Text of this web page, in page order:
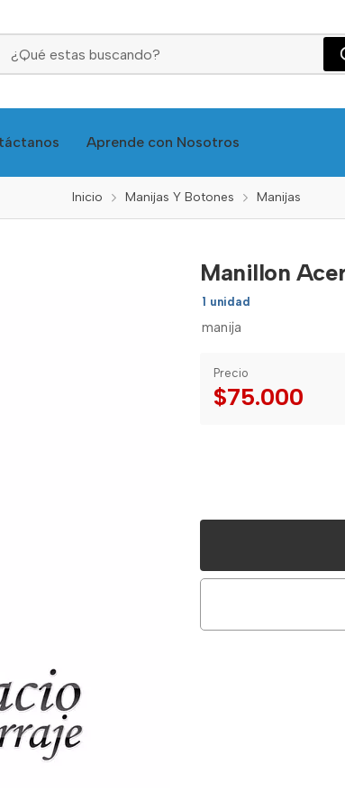
Aprende con Nosotros
Inicio Manijas Y Botones Manijas
Manillon
1 unidad
manija
Precio
$75.000